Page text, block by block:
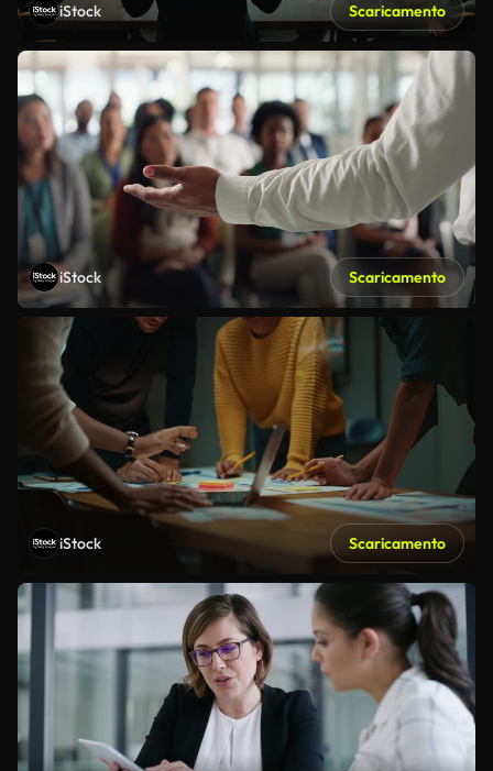
iStock Scaricamento
iStock Scaricamento
iStock Scaricamento